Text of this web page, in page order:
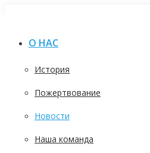
содержанию
О НАС
История
Пожертвование
Новости
Наша команда